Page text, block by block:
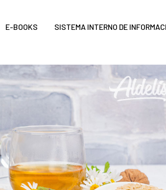
E-BOOKS SISTEMA INTERNO DE